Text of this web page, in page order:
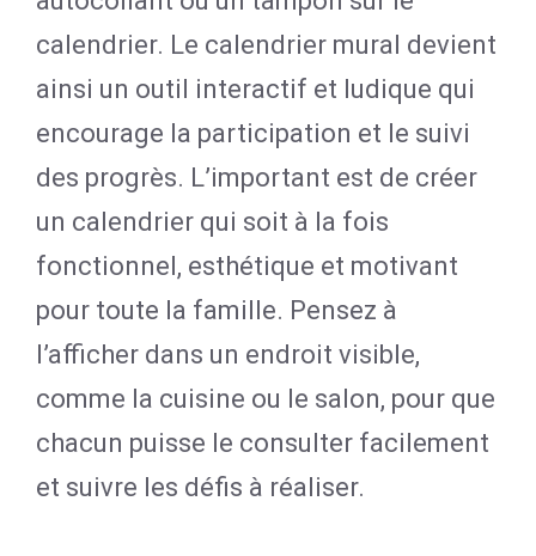
calendrier. Le calendrier mural devient
ainsi un outil interactif et ludique qui
encourage la participation et le suivi
des progrès. L’important est de créer
un calendrier qui soit à la fois
fonctionnel, esthétique et motivant
pour toute la famille. Pensez à
l’afficher dans un endroit visible,
comme la cuisine ou le salon, pour que
chacun puisse le consulter facilement
et suivre les défis à réaliser.